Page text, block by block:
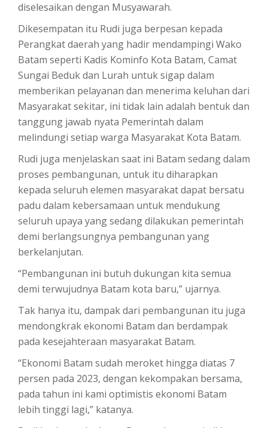
diselesaikan dengan Musyawarah.
Dikesempatan itu Rudi juga berpesan kepada
Perangkat daerah yang hadir mendampingi Wako
Batam seperti Kadis Kominfo Kota Batam, Camat
Sungai Beduk dan Lurah untuk sigap dalam
memberikan pelayanan dan menerima keluhan dari
Masyarakat sekitar, ini tidak lain adalah bentuk dan
tanggung jawab nyata Pemerintah dalam
melindungi setiap warga Masyarakat Kota Batam.
Rudi juga menjelaskan saat ini Batam sedang dalam
proses pembangunan, untuk itu diharapkan
kepada seluruh elemen masyarakat dapat bersatu
padu dalam kebersamaan untuk mendukung
seluruh upaya yang sedang dilakukan pemerintah
demi berlangsungnya pembangunan yang
berkelanjutan.
“Pembangunan ini butuh dukungan kita semua
demi terwujudnya Batam kota baru,” ujarnya.
Tak hanya itu, dampak dari pembangunan itu juga
mendongkrak ekonomi Batam dan berdampak
pada kesejahteraan masyarakat Batam.
“Ekonomi Batam sudah meroket hingga diatas 7
persen pada 2023, dengan kekompakan bersama,
pada tahun ini kami optimistis ekonomi Batam
lebih tinggi lagi,” katanya.